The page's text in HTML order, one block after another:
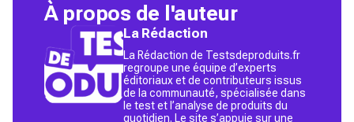
À propos de l'auteur
La Rédaction
La Rédaction de Testsdeproduits.fr
regroupe une équipe d’experts
éditoriaux et de contributeurs issus
de la communauté, spécialisée dans
le test et l’analyse de produits du
quotidien. Le site s’appuie sur une